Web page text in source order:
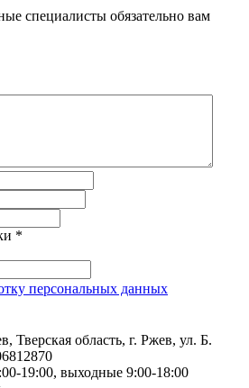
специалисты обязательно вам
*
персональных данных
область, г. Ржев, ул. Б.
19:00, выходные 9:00-18:00